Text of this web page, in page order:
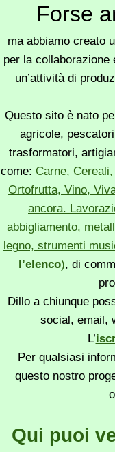
Forse
ma abbiamo creato
per la collaborazione
un’attività di
Questo sito è nato
agricole,
trasformatori,
come: Carne,
Ortofrutta, Vino,
ancora.
abbigliamento,
legno, strumenti
l’elenco), di
Dillo a chiunque
social, email,
L’
Per qualsiasi
questo nostro
Qui puoi